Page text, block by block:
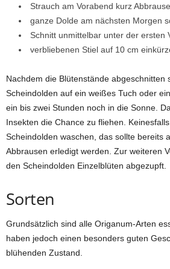
Strauch am Vorabend kurz
ganze Dolde am nächsten Morgen
Schnitt unmittelbar unter der ersten
verbliebenen Stiel auf 10 cm
Nachdem die Blütenstände abgeschnitten
Scheindolden auf ein weißes Tuch oder
ein bis zwei Stunden noch in die Sonne.
Insekten die Chance zu fliehen.
Scheindolden waschen, das sollte bereits
Abbrausen erledigt werden. Zur weiteren
den Scheindolden Einzelblüten abgezupft.
Sorten
Grundsätzlich sind alle Origanum-Arten
haben jedoch einen besonders guten
blühenden Zustand.